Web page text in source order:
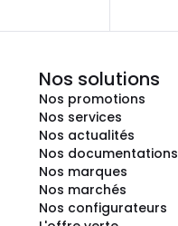
Nos solutions
Nos promotions
Nos services
Nos actualités
Nos documentations
Nos marques
Nos marchés
Nos configurateurs